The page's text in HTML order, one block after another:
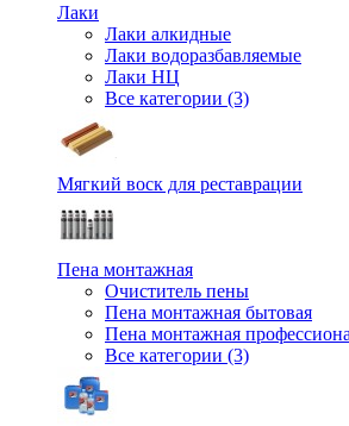
Лаки
Лаки алкидные
Лаки водоразбавляемые
Лаки НЦ
Все категории (3)
Мягкий воск для реставрации
Пена монтажная
Очиститель пены
Пена монтажная бытовая
Пена монтажная
Все категории (3)